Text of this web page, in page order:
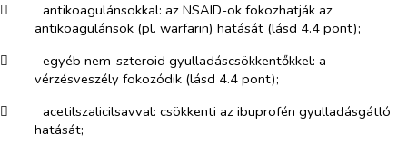
​
antikoagulánsokkal: az NSAID-ok fokozhatják az
antikoagulánsok (pl. warfarin) hatását (lásd 4.4 pont);
​
egyéb nem-szteroid gyulladáscsökkentőkkel: a
vérzésveszély fokozódik (lásd 4.4 pont);
​
acetilszalicilsavval: csökkenti az ibuprofén gyulladásgátló
hatását;